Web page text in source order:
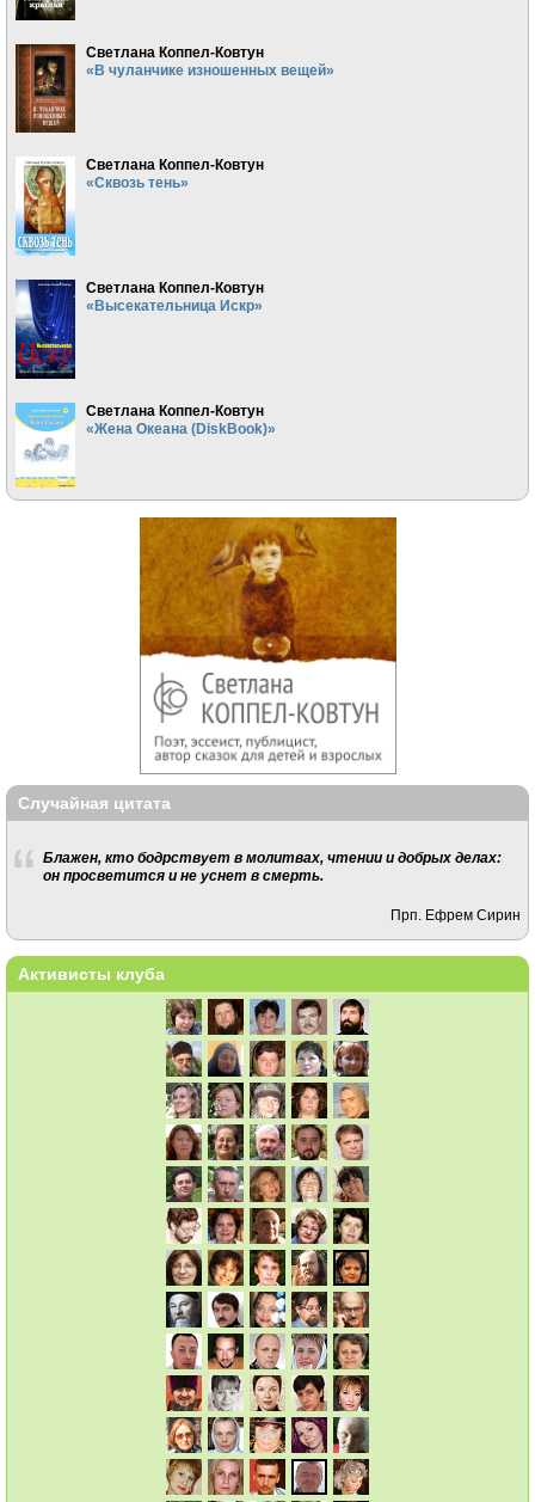
Светлана Коппел-Ковтун
«В чуланчике изношенных вещей»
Светлана Коппел-Ковтун
«Сквозь тень»
Светлана Коппел-Ковтун
«Высекательница Искр»
Светлана Коппел-Ковтун
«Жена Океана (DiskBook)»
Случайная цитата
Блажен, кто бодрствует в молитвах, чтении и добрых делах:
он просветится и не уснет в смерть.
Прп. Ефрем Сирин
Активисты клуба